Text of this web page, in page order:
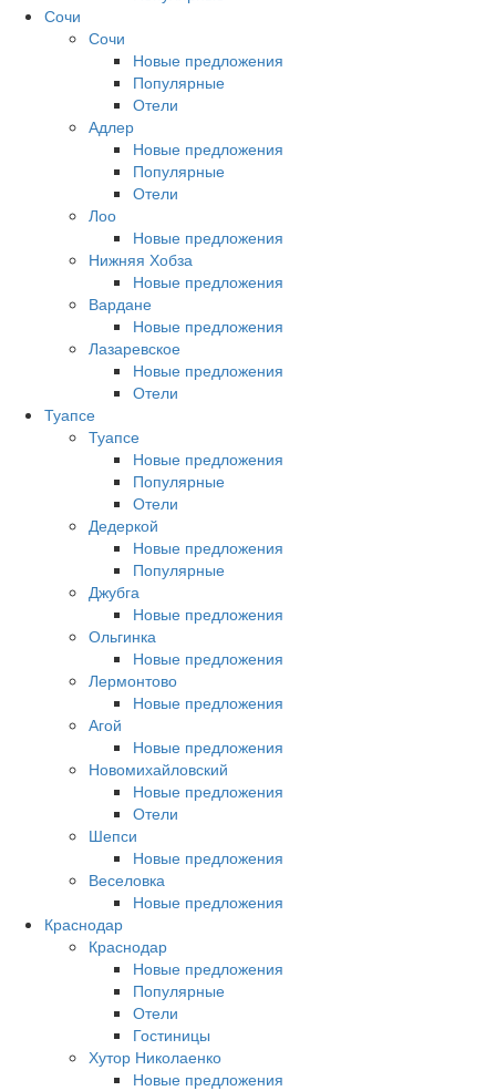
Сочи
Сочи
Новые предложения
Популярные
Отели
Адлер
Новые предложения
Популярные
Отели
Лоо
Новые предложения
Нижняя Хобза
Новые предложения
Вардане
Новые предложения
Лазаревское
Новые предложения
Отели
Туапсе
Туапсе
Новые предложения
Популярные
Отели
Дедеркой
Новые предложения
Популярные
Джубга
Новые предложения
Ольгинка
Новые предложения
Лермонтово
Новые предложения
Агой
Новые предложения
Новомихайловский
Новые предложения
Отели
Шепси
Новые предложения
Веселовка
Новые предложения
Краснодар
Краснодар
Новые предложения
Популярные
Отели
Гостиницы
Хутор Николаенко
Новые предложения